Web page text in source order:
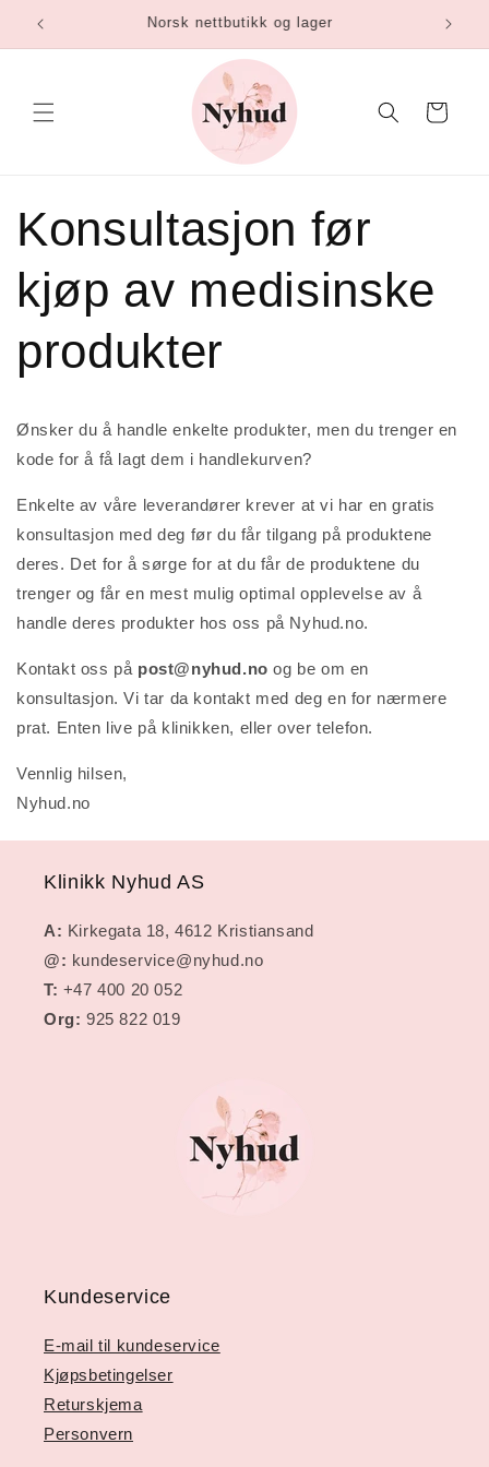
videre til
Norsk nettbutikk og lager
Handlekurv
Konsultasjon før
kjøp av medisinske
produkter
Ønsker du å handle enkelte produkter, men du trenger en
kode for å få lagt dem i handlekurven?
Enkelte av våre leverandører krever at vi har en gratis
konsultasjon med deg før du får tilgang på produktene
deres. Det for å sørge for at du får de produktene du
trenger og får en mest mulig optimal opplevelse av å
handle deres produkter hos oss på Nyhud.no.
Kontakt oss på post@nyhud.no og be om en
konsultasjon. Vi tar da kontakt med deg en for nærmere
prat. Enten live på klinikken, eller over telefon.
Vennlig hilsen,
Nyhud.no
Klinikk Nyhud AS
A: Kirkegata 18, 4612 Kristiansand
@: kundeservice@nyhud.no
T: +47 400 20 052
Org: 925 822 019
Kundeservice
E-mail til kundeservice
Kjøpsbetingelser
Returskjema
Personvern